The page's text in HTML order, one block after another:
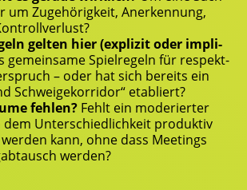
um Zuge­hö­rig­keit, Aner­ken­nung,
gel­ten hier (expli­zit oder impli­
gemein­sa­me Spiel­re­geln für respekt­
– oder hat sich bereits ein
Schwei­ge­kor­ri­dor“ etabliert?
feh­len? Fehlt ein mode­rier­ter
dem Unter­schied­lich­keit pro­duk­tiv
kann, ohne dass Mee­tings
werden?